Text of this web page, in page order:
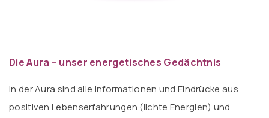
Die Aura – unser energetisches Gedächtnis
In der Aura sind alle Informationen und Eindrücke aus
positiven Lebenserfahrungen (lichte Energien) und